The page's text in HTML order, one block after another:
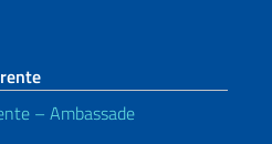
– Ambassade